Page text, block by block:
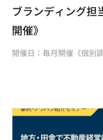
ブランディング担
開催》
開催日：毎月開催《個別